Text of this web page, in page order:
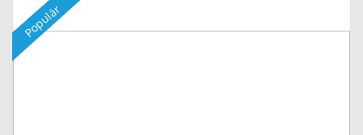
Populär